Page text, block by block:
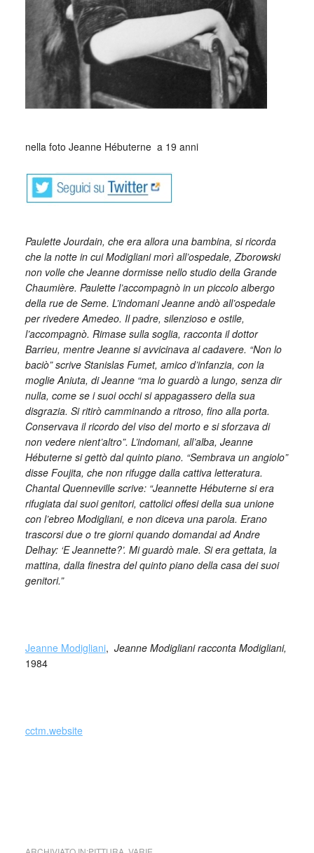
nella foto Jeanne Hébuterne a 19 anni
Paulette Jourdain, che era allora una bambina, si ricorda
che la notte in cui Modigliani morì all’ospedale, Zborowski
non volle che Jeanne dormisse nello studio della Grande
Chaumière. Paulette l’accompagnò in un piccolo albergo
della rue de Seme. L’indomani Jeanne andò all’ospedale
per rivedere Amedeo. Il padre, silenzioso e ostile,
l’accompagnò. Rimase sulla soglia, racconta il dottor
Barrieu, mentre Jeanne si avvicinava al cadavere. “Non lo
baciò” scrive Stanislas Fumet, amico d’infanzia, con la
moglie Aniuta, di Jeanne “ma lo guardò a lungo, senza dir
nulla, come se i suoi occhi si appagassero della sua
disgrazia. Si ritirò camminando a ritroso, fino alla porta.
Conservava il ricordo del viso del morto e si sforzava di
non vedere nient’altro”. L’indomani, all’alba, Jeanne
Hébuterne si gettò dal quinto piano. “Sembrava un angiolo”
disse Foujita, che non rifugge dalla cattiva letteratura.
Chantal Quenneville scrive: “Jeannette Hébuterne si era
rifugiata dai suoi genitori, cattolici offesi della sua unione
con l’ebreo Modigliani, e non diceva una parola. Erano
trascorsi due o tre giorni quando domandai ad Andre
Delhay: ‘E Jeannette?’. Mi guardò male. Si era gettata, la
mattina, dalla finestra del quinto piano della casa dei suoi
genitori.”
Jeanne Modigliani, Jeanne Modigliani racconta Modigliani,
1984
cctm.website